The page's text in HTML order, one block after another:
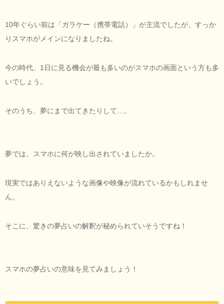
10年ぐらい前は「ガラケー（携帯電話）」が主流でしたが、すっか
りスマホがメインになりましたね。
今の時代、1日に見る機会が最も多いのがスマホの画面という方も多
いでしょう。
そのうち、夢にまで出てきたりして…。
夢では、スマホに何が映し出されていましたか。
現実ではありえないような画像や映像が流れているかもしれませ
ん。
そこに、驚きの夢占いの解釈が秘められていそうですね！
スマホの夢占いの意味を見てみましょう！